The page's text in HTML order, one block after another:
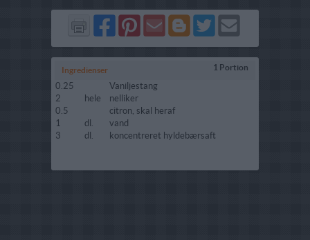
Del
på
Facebook
Del
på
Pinterest
Send
via
GMail
Del
på
Blogger
Del
på
Twitter
Send
Ingredienser 1 Portion
0.25
Vaniljestang
2
hele
nelliker
0.5
citron, skal heraf
1
dl.
vand
3
dl. koncentreret hyldebærsaft